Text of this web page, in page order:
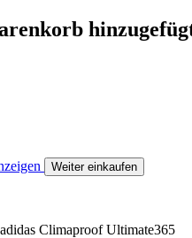
Weiter einkaufen
Climaproof Ultimate365